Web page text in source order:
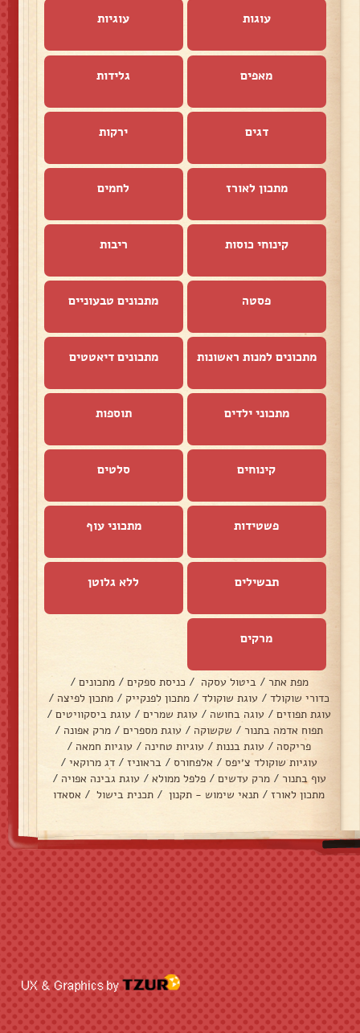
עוגות עוגיות
מאפים גלידות
דגים ירקות
מתכון לאורז לחמים
קינוחי כוסות ריבות
פסטה מתכונים טבעוניים
מתכונים למנות ראשונות מתכונים דיאטטים
מתכוני ילדים תוספות
קינוחים סלטים
פשטידות מתכוני עוף
תבשילים ללא גלוטן
מרקים
מפת אתר / ביטול עסקה / כניסת ספקים / מתכונים /
כדורי שוקולד / עוגת שוקולד / מתכון לפנקייק / מתכון לפיצה /
עוגת תפוזים / עוגה בחושה / עוגת שמרים / עוגת ביסקוויטים /
תפוח אדמה בתנור / שקשוקה / עוגת מספרים / מרק אפונה /
פריקסה / עוגת בננות / עוגיות טחינה / עוגיות חמאה /
עוגיות שוקולד צ׳יפס / אלפחורס / בראוניז / דג מרוקאי /
עוף בתנור / מרק עדשים / פלפל ממולא / עוגת גבינה אפויה /
מתכון לאורז / תנאי שימוש - תקנון / תכנית בישול / אסאדו